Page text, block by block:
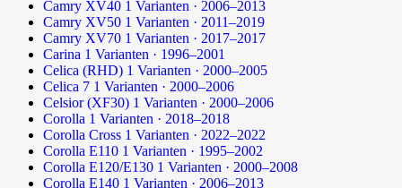
Camry XV40 1 Varianten · 2006–2013
Camry XV50 1 Varianten · 2011–2019
Camry XV70 1 Varianten · 2017–2017
Carina 1 Varianten · 1996–2001
Celica (RHD) 1 Varianten · 2000–2005
Celica 7 1 Varianten · 2000–2006
Celsior (XF30) 1 Varianten · 2000–2006
Corolla 1 Varianten · 2018–2018
Corolla Cross 1 Varianten · 2022–2022
Corolla E110 1 Varianten · 1995–2002
Corolla E120/E130 1 Varianten · 2000–2008
Corolla E140 1 Varianten · 2006–2013